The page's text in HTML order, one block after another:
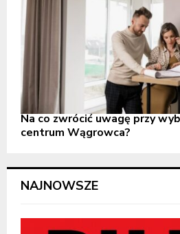
Na co zwrócić uwagę przy
centrum Wągrowca?
NAJNOWSZE